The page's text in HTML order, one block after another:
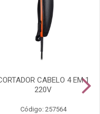
CABELO 4 EM 1
220V
Código: 257564